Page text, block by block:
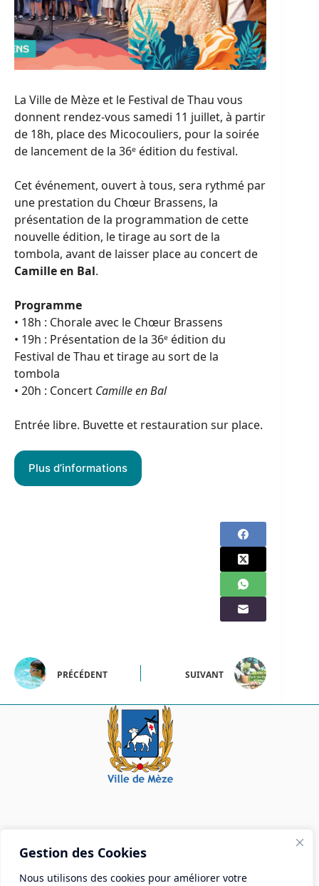
Gestion des Cookies
Nous utilisons des cookies pour améliorer votre
La Ville de Mèze et le Festival de Thau vous
donnent rendez-vous samedi 11 juillet, à partir
de 18h, place des Micocouliers, pour la soirée
de lancement de la 36ᵉ édition du festival.
Cet événement, ouvert à tous, sera rythmé par
une prestation du Chœur Brassens, la
présentation de la programmation de cette
nouvelle édition, le tirage au sort de la
tombola, avant de laisser place au concert de
Camille en Bal.
Programme
• 18h : Chorale avec le Chœur Brassens
• 19h : Présentation de la 36ᵉ édition du
Festival de Thau et tirage au sort de la
tombola
• 20h : Concert Camille en Bal
Entrée libre. Buvette et restauration sur place.
Plus d’informations
PRÉCÉDENT SUIVANT
Mairie de Mèze
Place Aristide Briand - BP 28 34140 Mèze